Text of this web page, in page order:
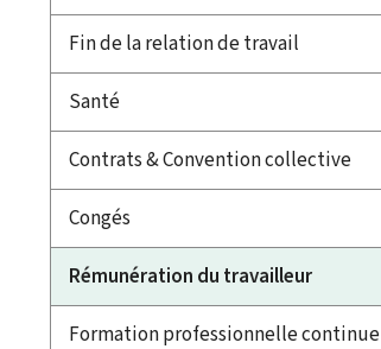
Fin de la relation de travail
Santé
Contrats & Convention collective
Congés
Rémunération du travailleur
Formation professionnelle continue